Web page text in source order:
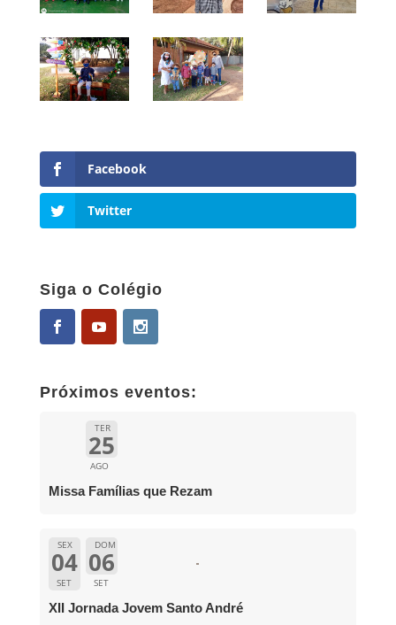
Facebook
Twitter
Siga o Colégio
Próximos eventos:
TER
25
AGO
Missa Famílias que Rezam
SEX
04
SET
DOM
06
SET
XII Jornada Jovem Santo André